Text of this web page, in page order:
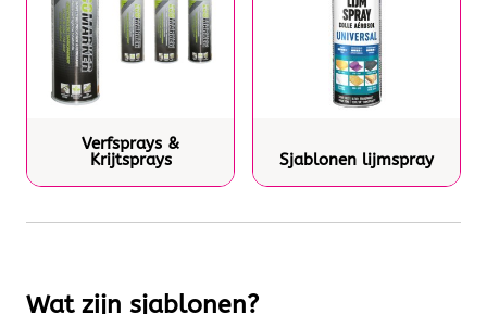
Verfsprays &
Krijtsprays
Sjablonen lijmspray
Wat zijn sjablonen?